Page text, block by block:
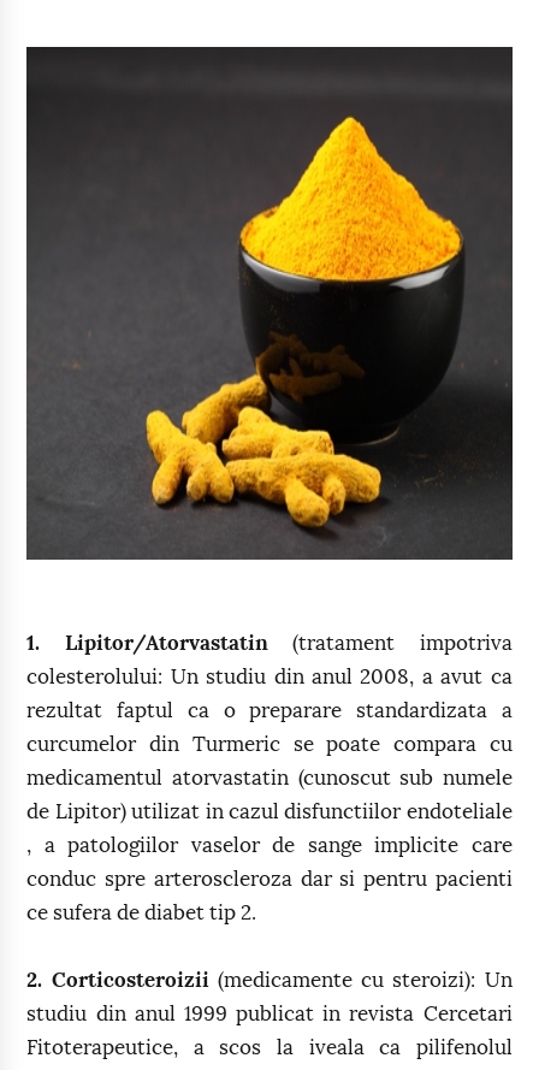
1. Lipitor/Atorvastatin (tratament impotriva
colesterolului: Un studiu din anul 2008, a avut ca
rezultat faptul ca o preparare standardizata a
curcumelor din Turmeric se poate compara cu
medicamentul atorvastatin (cunoscut sub numele
de Lipitor) utilizat in cazul disfunctiilor endoteliale
, a patologiilor vaselor de sange implicite care
conduc spre arteroscleroza dar si pentru pacienti
ce sufera de diabet tip 2.
2. Corticosteroizii (medicamente cu steroizi): Un
studiu din anul 1999 publicat in revista Cercetari
Fitoterapeutice, a scos la iveala ca pilifenolul